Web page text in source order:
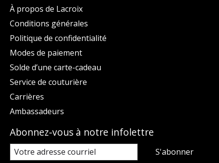
À propos de Lacroix
Conditions générales
Politique de confidentialité
Modes de paiement
Solde d’une carte-cadeau
Service de couturière
Carrières
Ambassadeurs
Abonnez-vous à notre infolettre
S'abonner